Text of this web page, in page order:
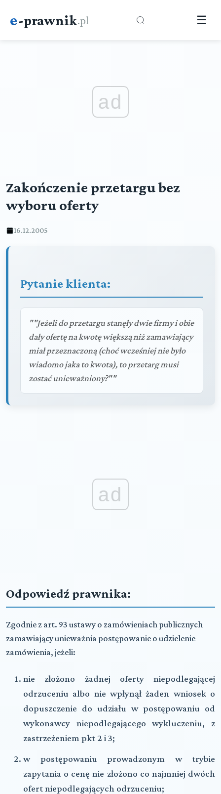
e-prawnik.pl ☰
ad
Zakończenie przetargu bez
wyboru oferty
16.12.2005
Pytanie klienta:
""Jeżeli do przetargu stanęły dwie firmy i obie
dały ofertę na kwotę większą niż zamawiający
miał przeznaczoną (choć wcześniej nie było
wiadomo jaka to kwota), to przetarg musi
zostać unieważniony?""
ad
Odpowiedź prawnika:
Zgodnie z art. 93 ustawy o zamówieniach publicznych
zamawiający unieważnia postępowanie o udzielenie
zamówienia, jeżeli:
nie złożono żadnej oferty niepodlegającej
odrzuceniu albo nie wpłynął żaden wniosek o
dopuszczenie do udziału w postępowaniu od
wykonawcy niepodlegającego wykluczeniu, z
zastrzeżeniem pkt 2 i 3;
w postępowaniu prowadzonym w trybie
zapytania o cenę nie złożono co najmniej dwóch
ofert niepodlegających odrzuceniu;